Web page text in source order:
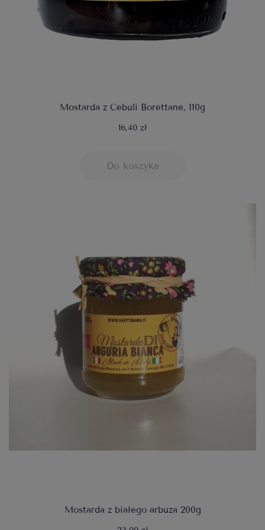
Mostarda z Cebuli Borettane, 110g
16,40 zł
Do koszyka
Mostarda z białego arbuza 200g